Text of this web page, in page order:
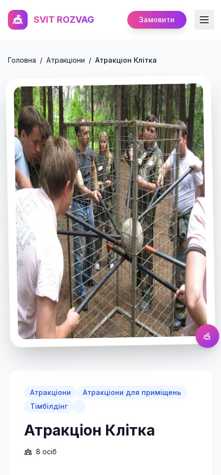
🎪 SVIT ROZVAG Замовити
Головна / Атракціони / Атракціон Клітка
Атракціон Клітка
Натисніть для збільшення
🎪
Атракціони
Атракціони для приміщень
Тімбілдінг
Атракціон Клітка
8 осіб